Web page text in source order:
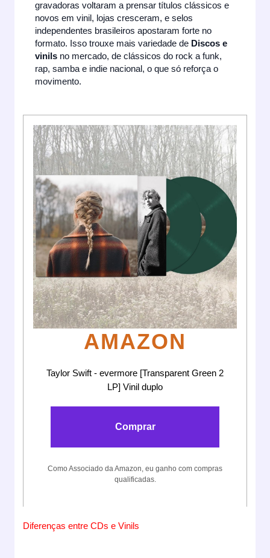
gravadoras voltaram a prensar títulos clássicos e
novos em vinil, lojas cresceram, e selos
independentes brasileiros apostaram forte no
formato. Isso trouxe mais variedade de Discos e
vinils no mercado, de clássicos do rock a funk,
rap, samba e indie nacional, o que só reforça o
movimento.
AMAZON
Taylor Swift - evermore [Transparent Green 2
LP] Vinil duplo
Comprar
Como Associado da Amazon, eu ganho com compras
qualificadas.
Diferenças entre CDs e Vinils